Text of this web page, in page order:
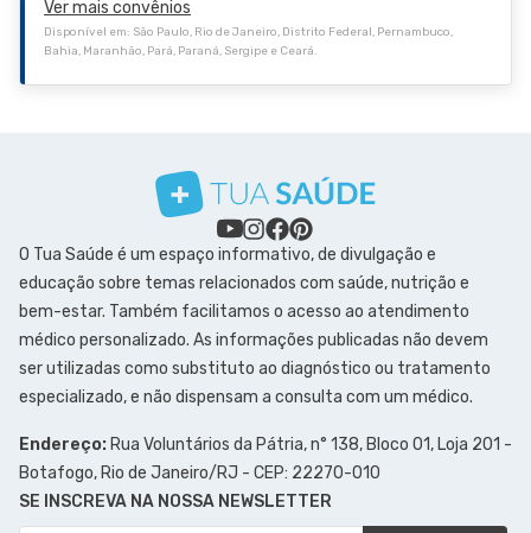
Ver mais convênios
Disponível em: São Paulo, Rio de Janeiro, Distrito Federal, Pernambuco,
Bahia, Maranhão, Pará, Paraná, Sergipe e Ceará.
O Tua Saúde é um espaço informativo, de divulgação e
educação sobre temas relacionados com saúde, nutrição e
bem-estar. Também facilitamos o acesso ao atendimento
médico personalizado. As informações publicadas não devem
ser utilizadas como substituto ao diagnóstico ou tratamento
especializado, e não dispensam a consulta com um médico.
Endereço:Rua Voluntários da Pátria, n° 138, Bloco 01, Loja 201 -
Botafogo, Rio de Janeiro/RJ - CEP: 22270-010
SE INSCREVA NA NOSSA NEWSLETTER